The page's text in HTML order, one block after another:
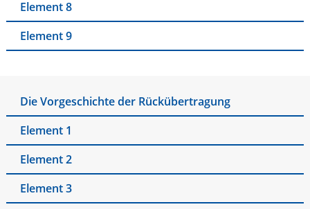
Element 8
Element 9
Die Vorgeschichte der Rückübertragung
Element 1
Element 2
Element 3